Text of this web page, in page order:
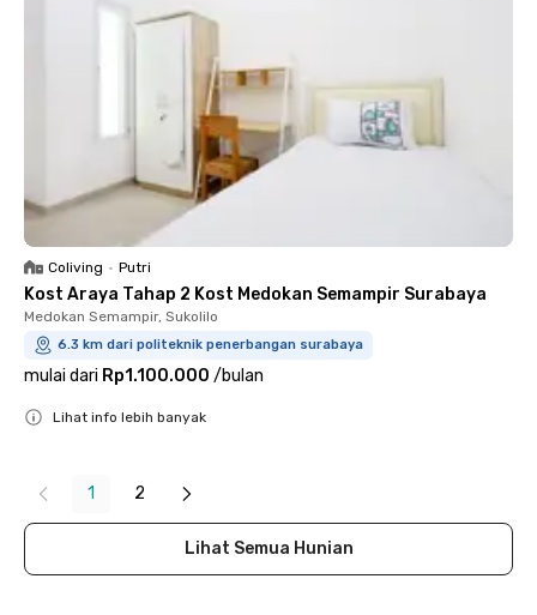
Coliving • Putri
Kost Araya Tahap 2 Kost Medokan Semampir Surabaya
Medokan Semampir, Sukolilo
6.3 km dari politeknik penerbangan surabaya
mulai dari Rp1.100.000 /bulan
Lihat info lebih banyak
1 2
Lihat Semua Hunian